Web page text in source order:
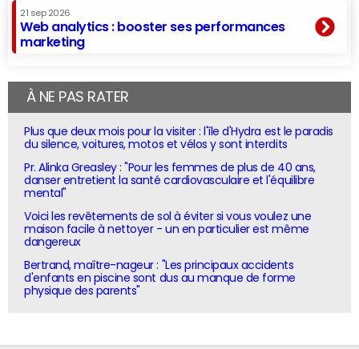
21 sep 2026
Web analytics : booster ses performances
marketing
À NE PAS RATER
Plus que deux mois pour la visiter : l'île d'Hydra est le paradis
du silence, voitures, motos et vélos y sont interdits
Pr. Alinka Greasley : "Pour les femmes de plus de 40 ans,
danser entretient la santé cardiovasculaire et l'équilibre
mental"
Voici les revêtements de sol à éviter si vous voulez une
maison facile à nettoyer - un en particulier est même
dangereux
Bertrand, maître-nageur : "Les principaux accidents
d'enfants en piscine sont dus au manque de forme
physique des parents"